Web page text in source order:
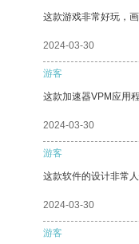
这款游戏非常好玩，
2024-03-30
游客
这款加速器VPM应用
2024-03-30
游客
这款软件的设计非常
2024-03-30
游客